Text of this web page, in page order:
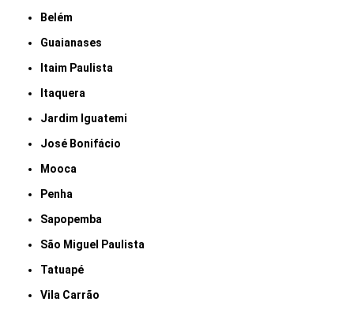
Belém
Guaianases
Itaim Paulista
Itaquera
Jardim Iguatemi
José Bonifácio
Mooca
Penha
Sapopemba
São Miguel Paulista
Tatuapé
Vila Carrão